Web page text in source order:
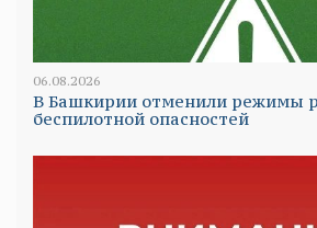
06.08.2026
В Башкирии отменили режимы
беспилотной опасностей